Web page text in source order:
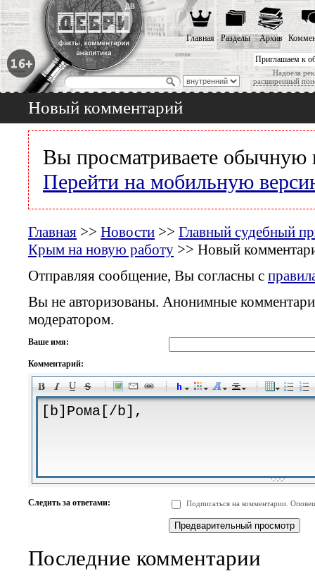
Приглашаем к
Надоела
расширенный
Главная Разделы Архив
Новый комментарий
Вы просматриваете обычную
Перейти на мобильную
Главная >> Новости >> Главный судебный
Крым на новую работу >> Новый
Отправляя сообщение, Вы согласны с
Вы не авторизованы. Анонимные
модератором.
Ваше имя:
Комментарий:
-
-
-
-
-
-
-
-
-
-
-
-
-
-
-
Следить за ответами: Подписаться на комментарии.
Последние комментарии